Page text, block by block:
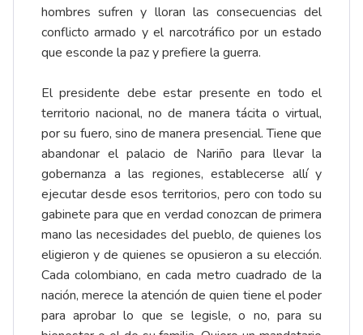
hombres sufren y lloran las consecuencias del
conflicto armado y el narcotráfico por un estado
que esconde la paz y prefiere la guerra.
El presidente debe estar presente en todo el
territorio nacional, no de manera tácita o virtual,
por su fuero, sino de manera presencial. Tiene que
abandonar el palacio de Nariño para llevar la
gobernanza a las regiones, establecerse allí y
ejecutar desde esos territorios, pero con todo su
gabinete para que en verdad conozcan de primera
mano las necesidades del pueblo, de quienes los
eligieron y de quienes se opusieron a su elección.
Cada colombiano, en cada metro cuadrado de la
nación, merece la atención de quien tiene el poder
para aprobar lo que se legisle, o no, para su